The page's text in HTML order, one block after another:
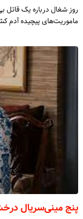
روز شغال درباره یک
ماموریت‌های پیچیده آدم
پنج مینی‌سریال